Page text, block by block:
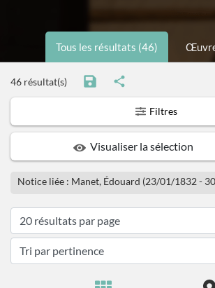
Tous les résultats (46)
46 résultat(s)
Filtres
Visualiser la sélection
Notice liée : Manet, Édouard (23/01/1832 -